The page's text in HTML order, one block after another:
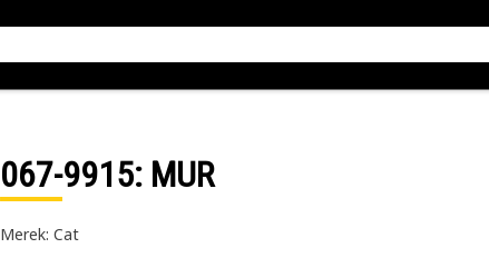
067-9915: MUR
Merek: Cat